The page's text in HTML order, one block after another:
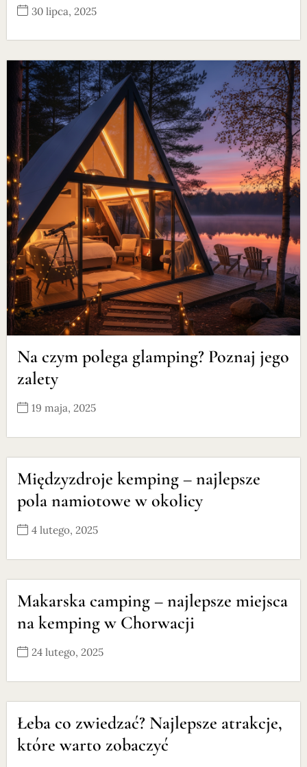
30 lipca, 2025
Na czym polega glamping? Poznaj jego
zalety
19 maja, 2025
Międzyzdroje kemping – najlepsze
pola namiotowe w okolicy
4 lutego, 2025
Makarska camping – najlepsze miejsca
na kemping w Chorwacji
24 lutego, 2025
Łeba co zwiedzać? Najlepsze atrakcje,
które warto zobaczyć